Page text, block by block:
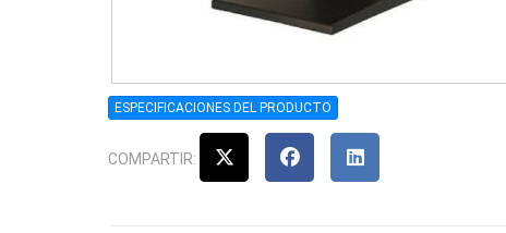
ESPECIFICACIONES DEL PRODUCTO
COMPARTIR: